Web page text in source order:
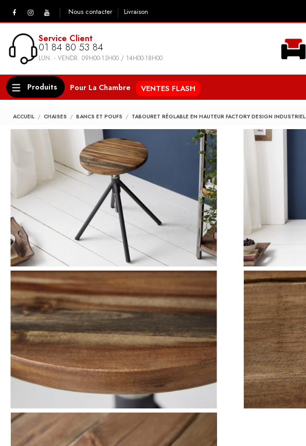
Nous contacter Livraison
Service Client
01 84 80 53 84
LUN. - VENDR. 09H00-13H00 / 14H00-18H00
Produits Pour La Chambre VENTES FLASH
ACCUEIL CHAISES BANCS ET POUFS TABOURET RÉGLABLE EN HAUTEUR FACTORY DESIGN INDUSTRIEL